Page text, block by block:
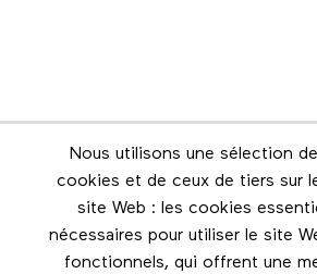
Nous utilisons une sélection
cookies et de ceux de tiers sur
site Web : les cookies
nécessaires pour utiliser le site
fonctionnels, qui offrent une
Infolettre
Restez en contact grâce à
Footer menu